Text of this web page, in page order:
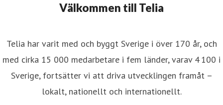
Välkommen till Telia
Telia har varit med och byggt Sverige i över 170 år, och
med cirka 15 000 medarbetare i fem länder, varav 4 100 i
Sverige, fortsätter vi att driva utvecklingen framåt –
lokalt, nationellt och internationellt.